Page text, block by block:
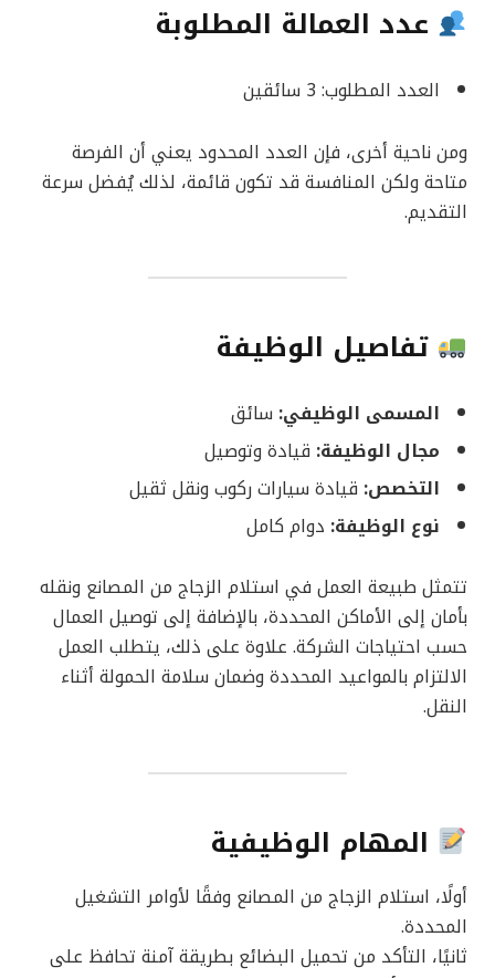
عدد العمالة المطلوبة
العدد المطلوب: 3 سائقين
ومن ناحية أخرى، فإن العدد المحدود يعني أن الفرصة
متاحة ولكن المنافسة قد تكون قائمة، لذلك يُفضل سرعة
التقديم.
تفاصيل الوظيفة
المسمى الوظيفي: سائق
مجال الوظيفة: قيادة وتوصيل
التخصص: قيادة سيارات ركوب ونقل ثقيل
نوع الوظيفة: دوام كامل
تتمثل طبيعة العمل في استلام الزجاج من المصانع ونقله
بأمان إلى الأماكن المحددة، بالإضافة إلى توصيل العمال
حسب احتياجات الشركة. علاوة على ذلك، يتطلب العمل
الالتزام بالمواعيد المحددة وضمان سلامة الحمولة أثناء
النقل.
المهام الوظيفية
أولًا، استلام الزجاج من المصانع وفقًا لأوامر التشغيل
المحددة.
ثانيًا، التأكد من تحميل البضائع بطريقة آمنة تحافظ على